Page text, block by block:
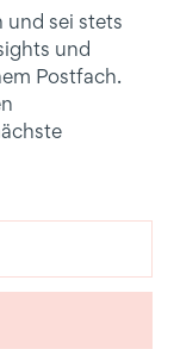
und sei stets
und
Postfach.